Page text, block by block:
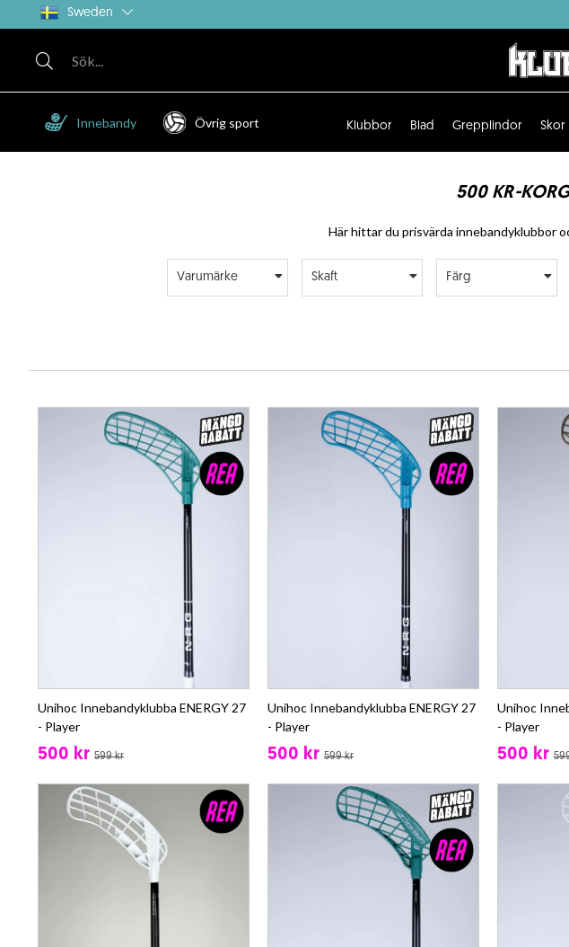
Sweden
Innebandy Övrig sport Klubbor Blad Grepplindor Skor
500 KR-
Här hittar du prisvärda innebandyklubbor
Varumärke Skaft Färg
Unihoc Innebandyklubba ENERGY 27
- Player
500 kr 599 kr
Unihoc Innebandyklubba ENERGY 27
- Player
500 kr 599 kr
Unihoc
- Player
500 kr